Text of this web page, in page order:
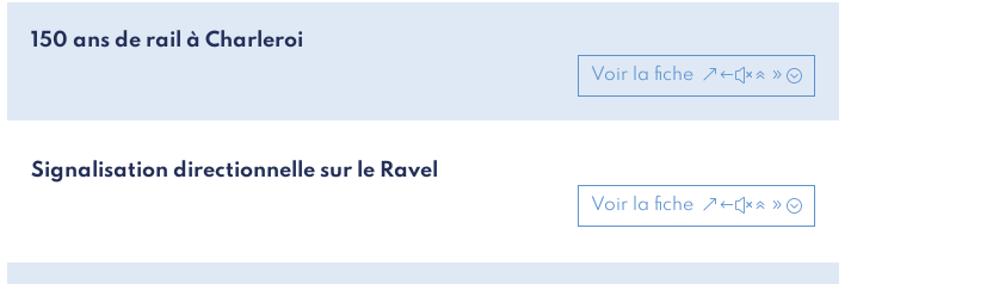
150 ans de rail à Charleroi
Voir la fiche
Signalisation directionnelle sur le Ravel
Voir la fiche